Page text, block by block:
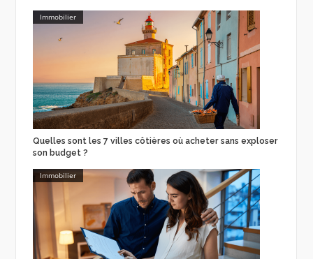
Immobilier
Quelles sont les 7 villes côtières où acheter sans exploser
son budget ?
Immobilier